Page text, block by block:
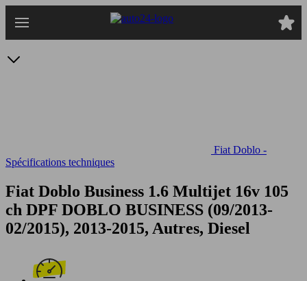
au
Fiat Doblo -
Spécifications techniques
Fiat Doblo Business 1.6 Multijet 16v 105
ch DPF DOBLO BUSINESS (09/2013-
02/2015), 2013-2015, Autres, Diesel